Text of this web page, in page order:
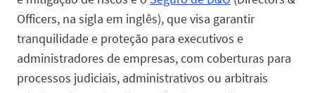
Officers, na sigla em inglês), que visa garantir
tranquilidade e proteção para executivos e
administradores de empresas, com coberturas para
processos judiciais, administrativos ou arbitrais